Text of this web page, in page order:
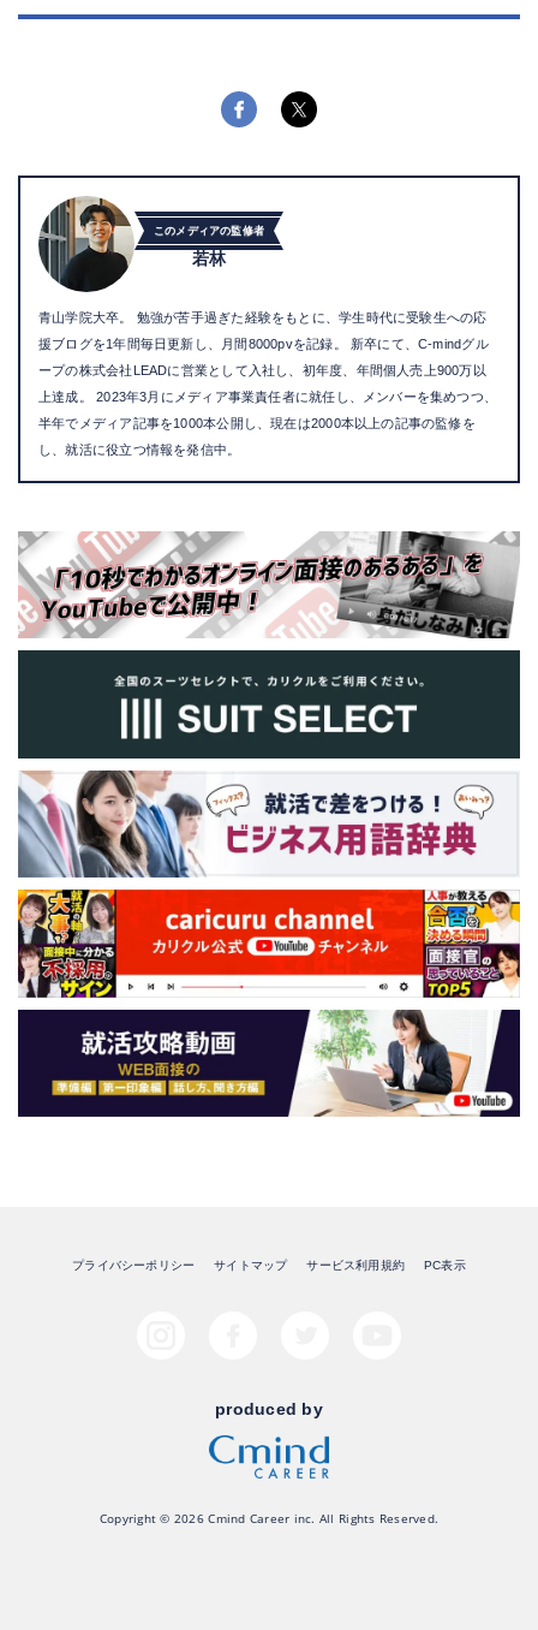
このメディアの監修者
若林
青山学院大卒。 勉強が苦手過ぎた経験をもとに、学生時代に受験生への応
援ブログを1年間毎日更新し、月間8000pvを記録。 新卒にて、C-mindグル
ープの株式会社LEADに営業として入社し、初年度、年間個人売上900万以
上達成。 2023年3月にメディア事業責任者に就任し、メンバーを集めつつ、
半年でメディア記事を1000本公開し、現在は2000本以上の記事の監修を
し、就活に役立つ情報を発信中。
プライバシーポリシー サイトマップ サービス利用規約 PC表示
produced by
Copyright © 2026 Cmind Career inc. All Rights Reserved.